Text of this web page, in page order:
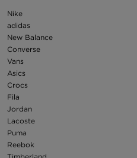
Nike
adidas
New Balance
Converse
Vans
Asics
Crocs
Fila
Jordan
Lacoste
Puma
Reebok
Timberland